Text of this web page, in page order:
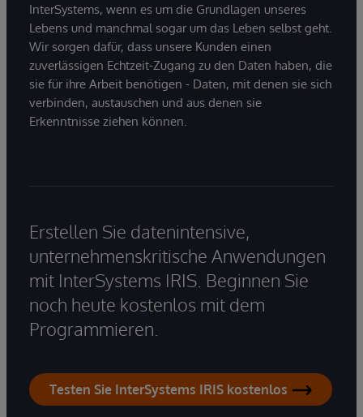
InterSystems, wenn es um die Grundlagen unseres
Lebens und manchmal sogar um das Leben selbst geht.
Wir sorgen dafür, dass unsere Kunden einen
zuverlässigen Echtzeit-Zugang zu den Daten haben, die
sie für ihre Arbeit benötigen - Daten, mit denen sie sich
verbinden, austauschen und aus denen sie
Erkenntnisse ziehen können.
Erstellen Sie datenintensive,
unternehmenskritische Anwendungen
mit InterSystems IRIS. Beginnen Sie
noch heute kostenlos mit dem
Programmieren.
Testen Sie InterSystems IRIS kostenlos